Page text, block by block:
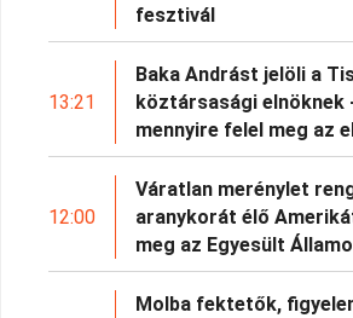
fesztivál
13:21
Baka Andrást jelöli a
köztársasági elnöknek
mennyire felel meg az
12:00
Váratlan merénylet
aranykorát élő
meg az Egyesült
Molba fektetők,